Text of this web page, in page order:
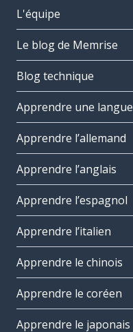
L'équipe
Le blog de Memrise
Blog technique
Apprendre une langue
Apprendre l’allemand
Apprendre l’anglais
Apprendre l’espagnol
Apprendre l’italien
Apprendre le chinois
Apprendre le coréen
Apprendre le japonais